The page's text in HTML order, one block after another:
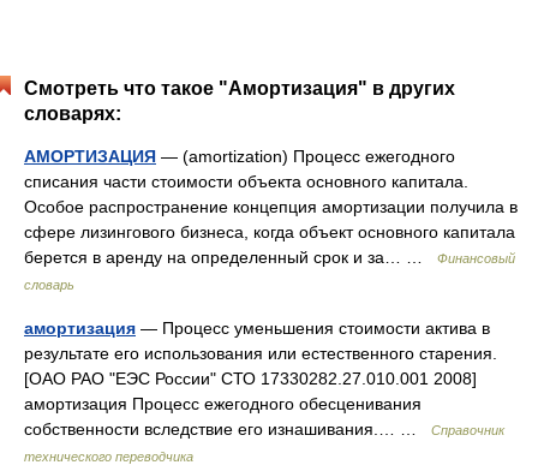
Смотреть что такое "Амортизация" в других
словарях:
АМОРТИЗАЦИЯ — (amortization) Процесс ежегодного
списания части стоимости объекта основного капитала.
Особое распространение концепция амортизации получила в
сфере лизингового бизнеса, когда объект основного капитала
берется в аренду на определенный срок и за… …
Финансовый
словарь
амортизация — Процесс уменьшения стоимости актива в
результате его использования или естественного старения.
[ОАО РАО "ЕЭС России" СТО 17330282.27.010.001 2008]
амортизация Процесс ежегодного обесценивания
собственности вследствие его изнашивания.… …
Справочник
технического переводчика